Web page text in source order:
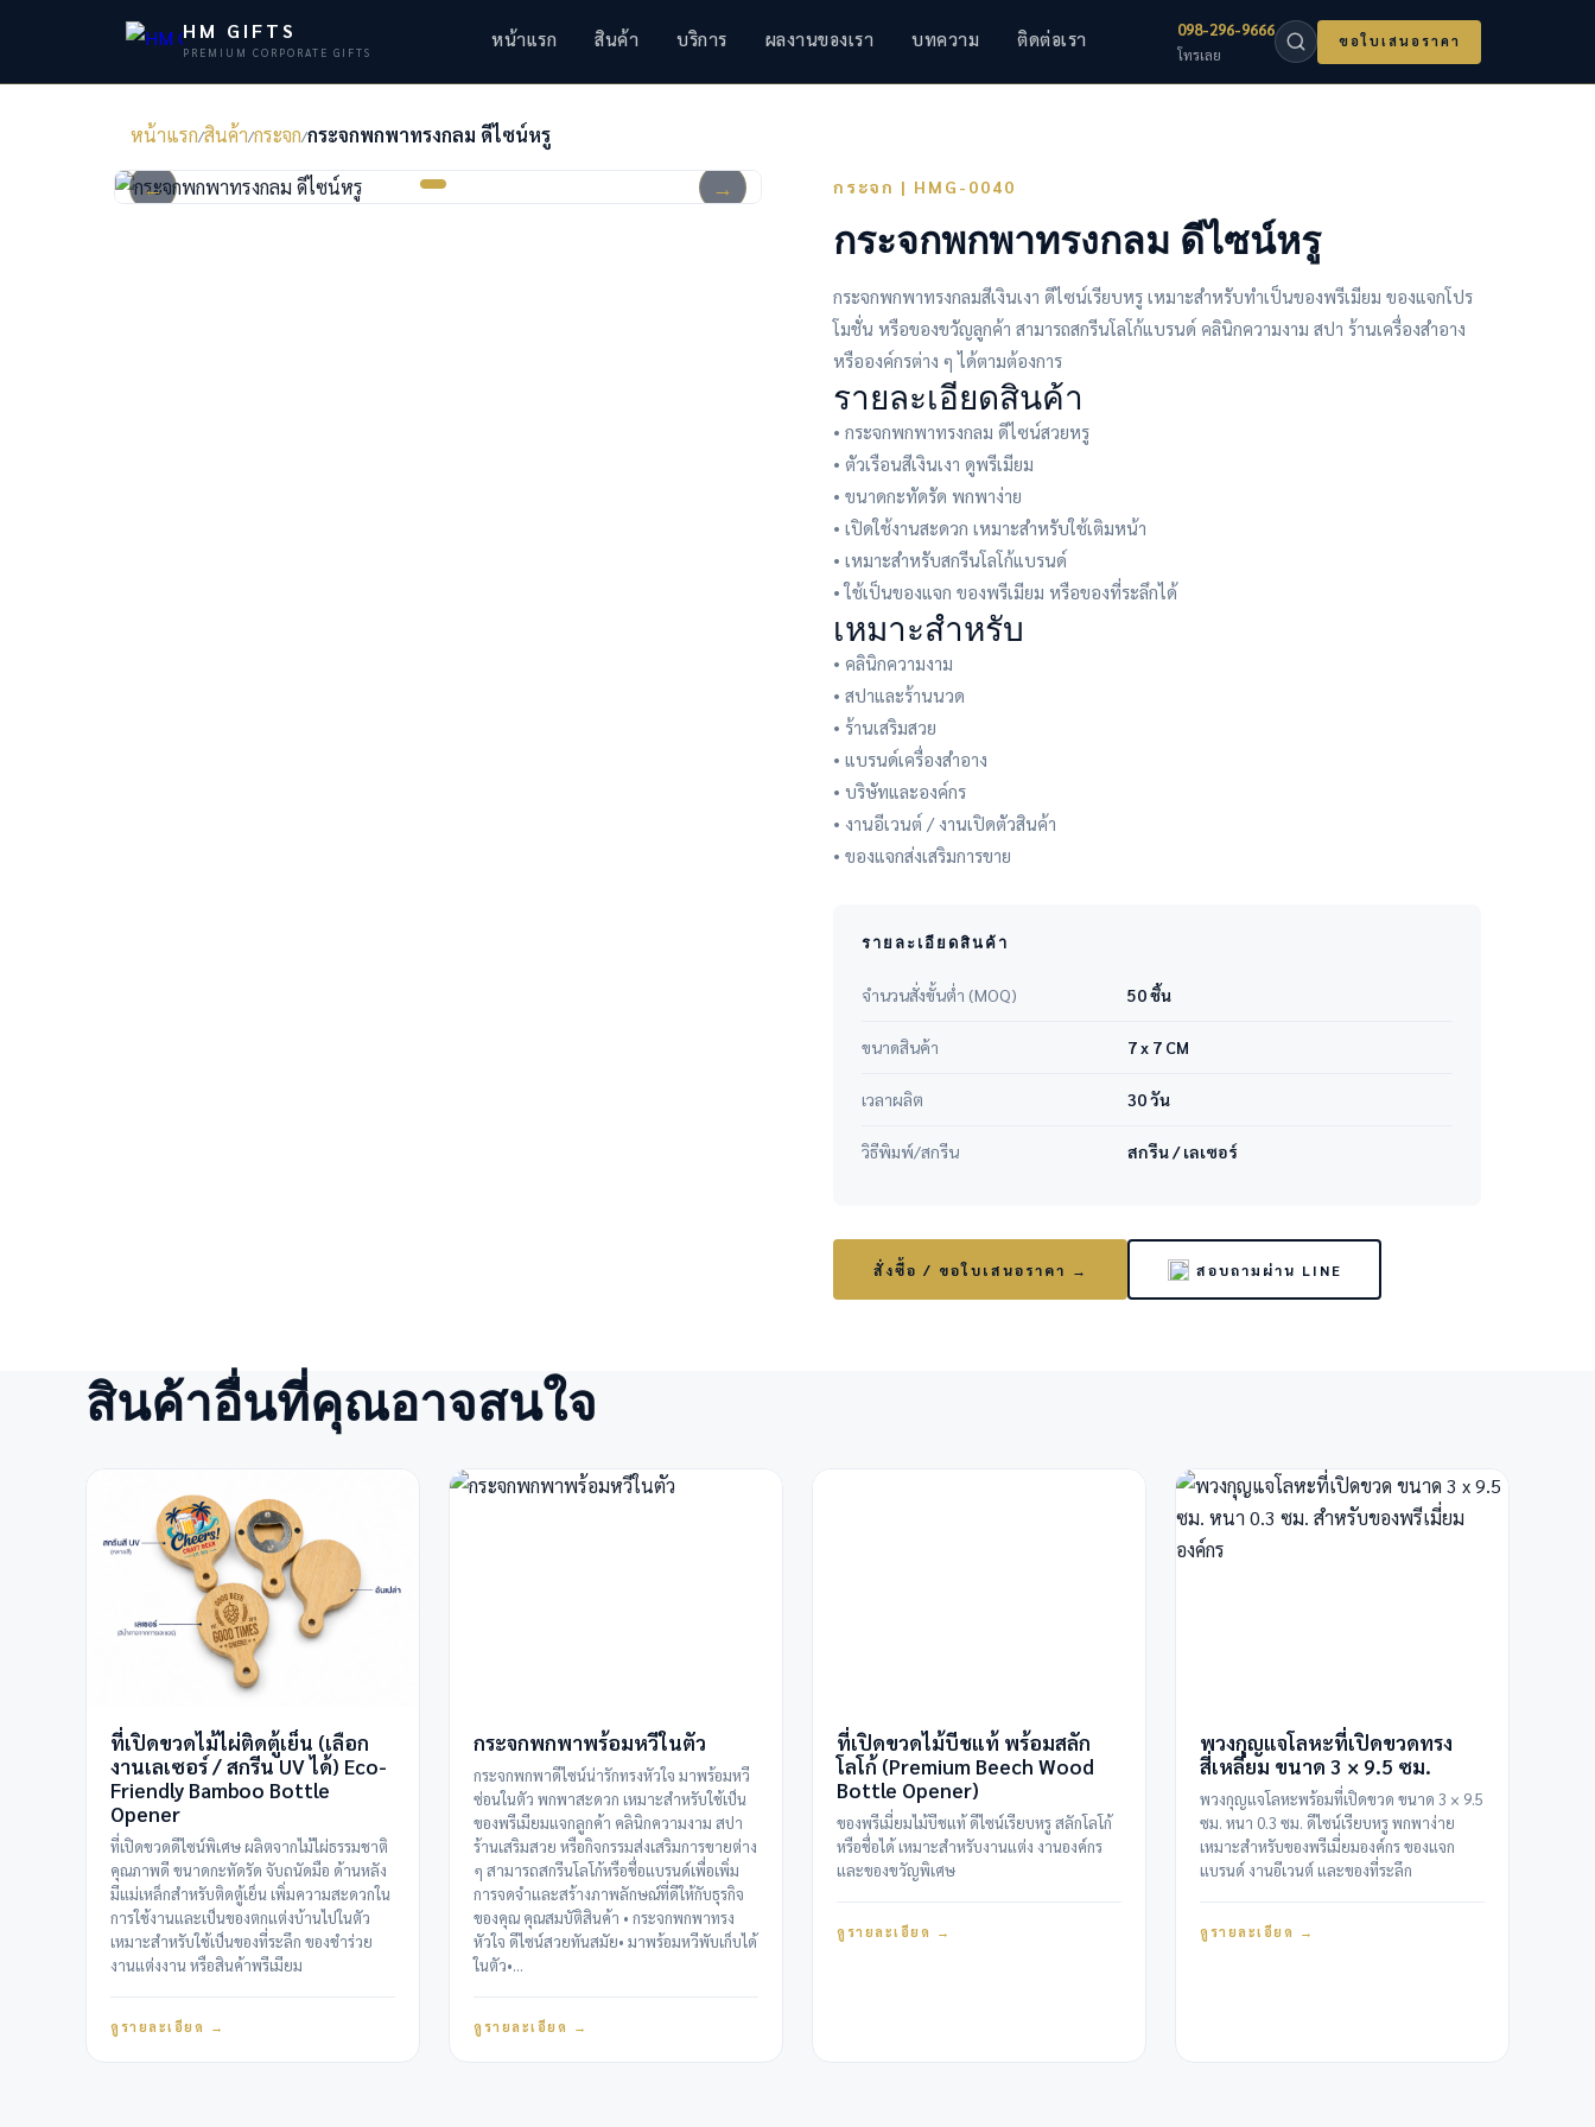
HM GIFTS
PREMIUM CORPORATE GIFTS
หน้าแรก สินค้า บริการ ผลงานของเรา บทความ ติดต่อเรา 098-296-9666
โทรเลย
ขอใบเสนอราคา
หน้าแรก/สินค้า/กระจก/กระจกพกพาทรงกลม ดีไซน์หรู
← → กระจก | HMG-0040
กระจกพกพาทรงกลม ดีไซน์หรู
กระจกพกพาทรงกลมสีเงินเงา ดีไซน์เรียบหรู เหมาะสำหรับทำเป็นของพรีเมียม ของแจกโปร
โมชั่น หรือของขวัญลูกค้า สามารถสกรีนโลโก้แบรนด์ คลินิกความงาม สปา ร้านเครื่องสำอาง
หรือองค์กรต่าง ๆ ได้ตามต้องการ
รายละเอียดสินค้า
• กระจกพกพาทรงกลม ดีไซน์สวยหรู
• ตัวเรือนสีเงินเงา ดูพรีเมียม
• ขนาดกะทัดรัด พกพาง่าย
• เปิดใช้งานสะดวก เหมาะสำหรับใช้เติมหน้า
• เหมาะสำหรับสกรีนโลโก้แบรนด์
• ใช้เป็นของแจก ของพรีเมียม หรือของที่ระลึกได้
เหมาะสำหรับ
• คลินิกความงาม
• สปาและร้านนวด
• ร้านเสริมสวย
• แบรนด์เครื่องสำอาง
• บริษัทและองค์กร
• งานอีเวนต์ / งานเปิดตัวสินค้า
• ของแจกส่งเสริมการขาย
รายละเอียดสินค้า
จำนวนสั่งขั้นต่ำ (MOQ) 50 ชิ้น
ขนาดสินค้า 7 x 7 CM
เวลาผลิต 30 วัน
วิธีพิมพ์/สกรีน สกรีน / เลเซอร์
สั่งซื้อ / ขอใบเสนอราคา → สอบถามผ่าน LINE
สินค้าอื่นที่คุณอาจสนใจ
ที่เปิดขวดไม้ไผ่ติดตู้เย็น (เลือก
งานเลเซอร์ / สกรีน UV ได้) Eco-
Friendly Bamboo Bottle
Opener
ที่เปิดขวดดีไซน์พิเศษ ผลิตจากไม้ไผ่ธรรมชาติ
คุณภาพดี ขนาดกะทัดรัด จับถนัดมือ ด้านหลัง
มีแม่เหล็กสำหรับติดตู้เย็น เพิ่มความสะดวกใน
การใช้งานและเป็นของตกแต่งบ้านไปในตัว
เหมาะสำหรับใช้เป็นของที่ระลึก ของชำร่วย
งานแต่งงาน หรือสินค้าพรีเมียม
ดูรายละเอียด →
กระจกพกพาพร้อมหวีในตัว
กระจกพกพาดีไซน์น่ารักทรงหัวใจ มาพร้อมหวี
ซ่อนในตัว พกพาสะดวก เหมาะสำหรับใช้เป็น
ของพรีเมียมแจกลูกค้า คลินิกความงาม สปา
ร้านเสริมสวย หรือกิจกรรมส่งเสริมการขายต่าง
ๆ สามารถสกรีนโลโก้หรือชื่อแบรนด์เพื่อเพิ่ม
การจดจำและสร้างภาพลักษณ์ที่ดีให้กับธุรกิจ
ของคุณ คุณสมบัติสินค้า • กระจกพกพาทรง
หัวใจ ดีไซน์สวยทันสมัย• มาพร้อมหวีพับเก็บได้
ในตัว•…
ดูรายละเอียด →
ที่เปิดขวดไม้บีชแท้ พร้อมสลัก
โลโก้ (Premium Beech Wood
Bottle Opener)
ของพรีเมี่ยมไม้บีชแท้ ดีไซน์เรียบหรู สลักโลโก้
หรือชื่อได้ เหมาะสำหรับงานแต่ง งานองค์กร
และของขวัญพิเศษ
ดูรายละเอียด →
พวงกุญแจโลหะที่เปิดขวดทรง
สี่เหลี่ยม ขนาด 3 × 9.5 ซม.
พวงกุญแจโลหะพร้อมที่เปิดขวด ขนาด 3 × 9.5
ซม. หนา 0.3 ซม. ดีไซน์เรียบหรู พกพาง่าย
เหมาะสำหรับของพรีเมี่ยมองค์กร ของแจก
แบรนด์ งานอีเวนต์ และของที่ระลึก
ดูรายละเอียด →